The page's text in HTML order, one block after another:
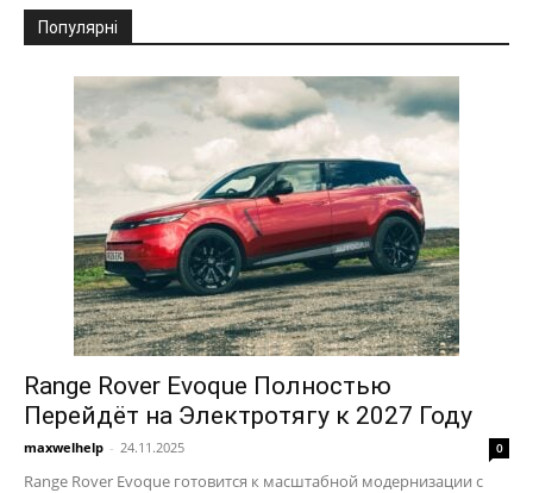
Популярні
Range Rover Evoque Полностью
Перейдёт на Электротягу к 2027 Году
maxwelhelp - 24.11.2025 0
Range Rover Evoque готовится к масштабной модернизации с